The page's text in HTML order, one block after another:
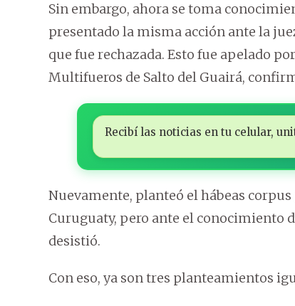
Sin embargo, ahora se toma
presentado la misma acción ante la
que fue rechazada. Esto fue apelado
Multifueros de Salto del Guairá,
Recibí las noticias en tu celular,
Nuevamente, planteó el hábeas
Curuguaty, pero ante el conocimiento
desistió.
Con eso, ya son tres planteamientos